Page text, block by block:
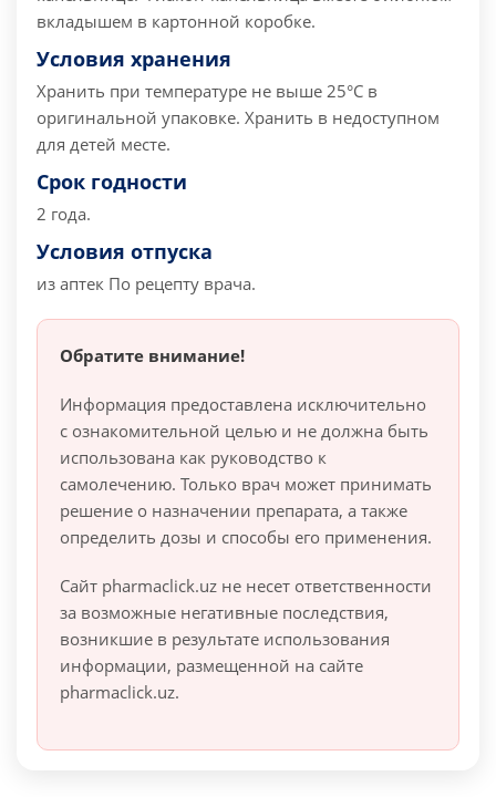
вкладышем в картонной коробке.
Условия хранения
Хранить при температуре не выше 25°С в
оригинальной упаковке. Хранить в недоступном
для детей месте.
Срок годности
2 года.
Условия отпуска
из аптек По рецепту врача.
Обратите внимание!
Информация предоставлена исключительно
с ознакомительной целью и не должна быть
использована как руководство к
самолечению. Только врач может принимать
решение о назначении препарата, а также
определить дозы и способы его применения.
Сайт pharmaclick.uz не несет ответственности
за возможные негативные последствия,
возникшие в результате использования
информации, размещенной на сайте
pharmaclick.uz.